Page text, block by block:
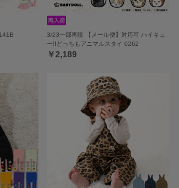
3/23一部再販 【メール便】対応可 ハイキュ
ー!!どっちもアニマルスタイ 0262
￥2,189